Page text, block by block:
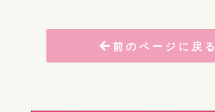
前のページに戻る